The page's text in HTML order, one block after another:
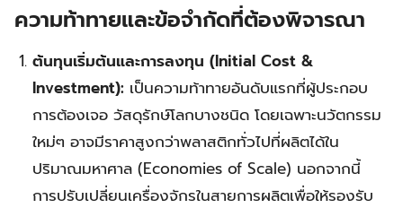
ความท้าทายและข้อจำกัดที่ต้องพิจารณา
ต้นทุนเริ่มต้นและการลงทุน (Initial Cost &
Investment): เป็นความท้าทายอันดับแรกที่ผู้ประกอบ
การต้องเจอ วัสดุรักษ์โลกบางชนิด โดยเฉพาะนวัตกรรม
ใหม่ๆ อาจมีราคาสูงกว่าพลาสติกทั่วไปที่ผลิตได้ใน
ปริมาณมหาศาล (Economies of Scale) นอกจากนี้
การปรับเปลี่ยนเครื่องจักรในสายการผลิตเพื่อให้รองรับ